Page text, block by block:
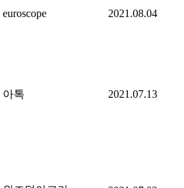
euroscope 2021.08.04
아톡 2021.07.13